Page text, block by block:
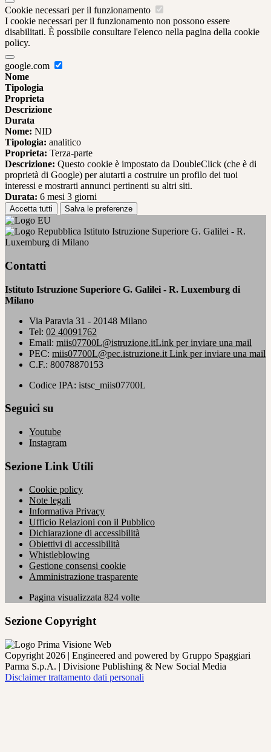
Cookie necessari per il funzionamento
I cookie necessari per il funzionamento non possono essere
disabilitati. È possibile consultare l'elenco nella pagina della cookie
policy.
google.com
Nome
Tipologia
Proprieta
Descrizione
Durata
Nome: NID
Tipologia: analitico
Proprieta: Terza-parte
Descrizione: Questo cookie è impostato da DoubleClick (che è di
proprietà di Google) per aiutarti a costruire un profilo dei tuoi
interessi e mostrarti annunci pertinenti su altri siti.
Durata: 6 mesi 3 giorni
Accetta tutti Salva le preferenze
Istituto Istruzione Superiore G. Galilei - R.
Luxemburg di Milano
Contatti
Istituto Istruzione Superiore G. Galilei - R. Luxemburg di
Milano
Via Paravia 31 - 20148 Milano
Tel: 02 40091762
Email: miis07700L@istruzione.itLink per inviare una mail
PEC: miis07700L@pec.istruzione.it Link per inviare una mail
C.F.: 80078870153
Codice IPA: istsc_miis07700L
Seguici su
Youtube
Instagram
Sezione Link Utili
Cookie policy
Note legali
Informativa Privacy
Ufficio Relazioni con il Pubblico
Dichiarazione di accessibilità
Obiettivi di accessibilità
Whistleblowing
Gestione consensi cookie
Amministrazione trasparente
Pagina visualizzata 824 volte
Sezione Copyright
Copyright 2026 | Engineered and powered by Gruppo Spaggiari
Parma S.p.A. | Divisione Publishing & New Social Media
Disclaimer trattamento dati personali